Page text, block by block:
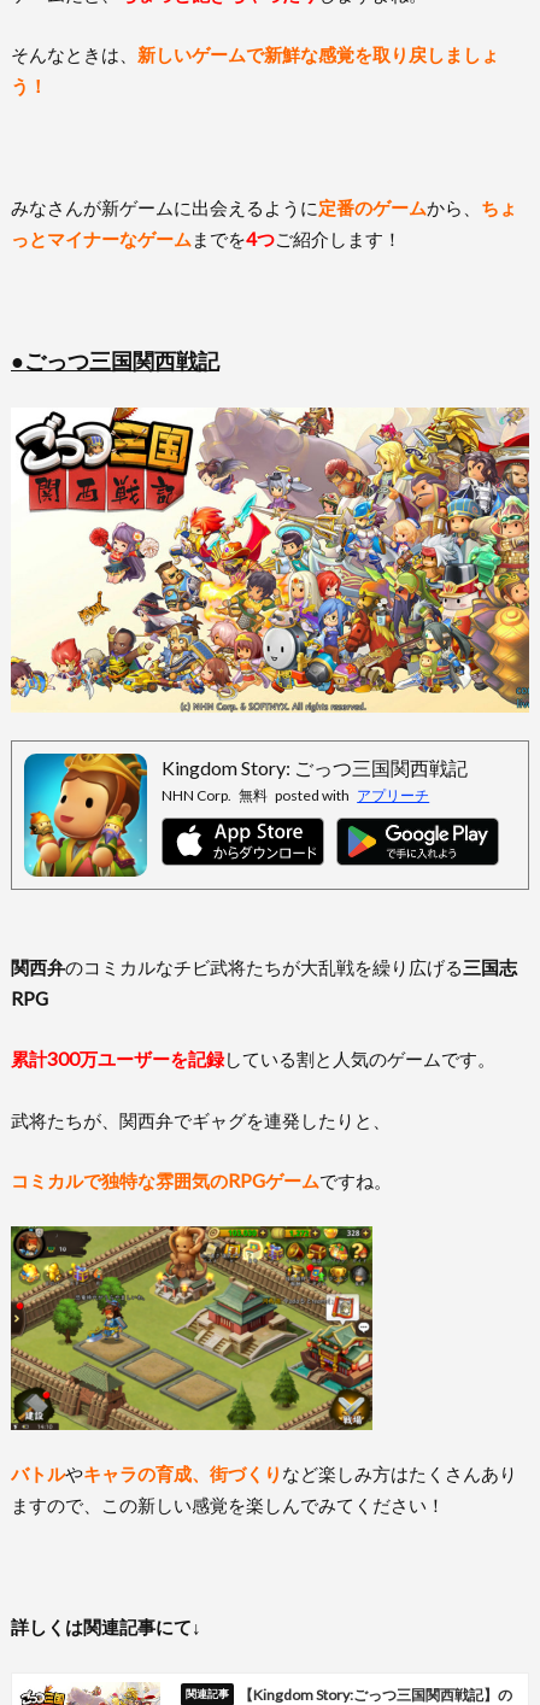
そんなときは、 新しいゲームで新鮮な感覚を取り戻しましょ
う！
みなさんが新ゲームに出会えるように定番のゲームから、 ちょ
っとマイナーなゲーム までを4つご紹介します！
●ごっつ三国関西戦記
Kingdom Story: ごっつ三国関西戦記
NHN Corp. 無料 posted with アプリーチ
関西弁のコミカルなチビ武将たちが大乱戦を繰り広げる三国志
RPG
累計300万ユーザーを記録している割と人気のゲームです。
武将たちが、関西弁でギャグを連発したりと、
コミカルで独特な雰囲気のRPGゲームですね。
バトルやキャラの育成、街づくり など楽しみ方はたくさんあり
ますので、この新しい感覚を楽しんでみてください！
詳しくは関連記事にて↓
【Kingdom Story:ごっつ三国関西戦記】の